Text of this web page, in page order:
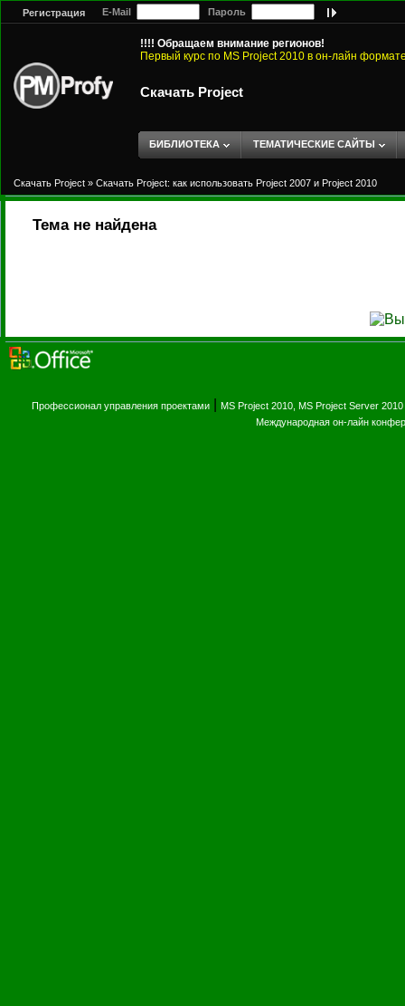
Регистрация E-Mail Пароль
!!!! Обращаем внимание регионов!
Первый курс по MS Project 2010 в он-лайн
Скачать Project
БИБЛИОТЕКА ТЕМАТИЧЕСКИЕ САЙТЫ
Скачать Project » Скачать Project: как использовать Project 2007 и Project 2010
Тема не найдена
Профессионал управления проектами MS Project 2010, MS Project Server 2010
Международная он-лайн